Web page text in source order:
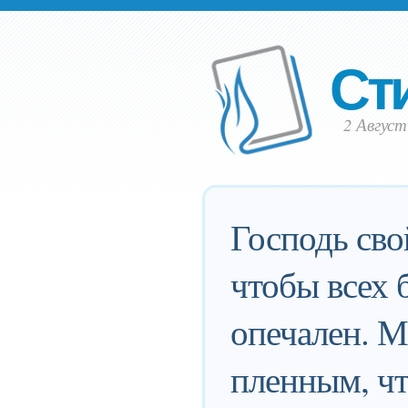
2
Господь
чтобы всех
опечален.
пленным,